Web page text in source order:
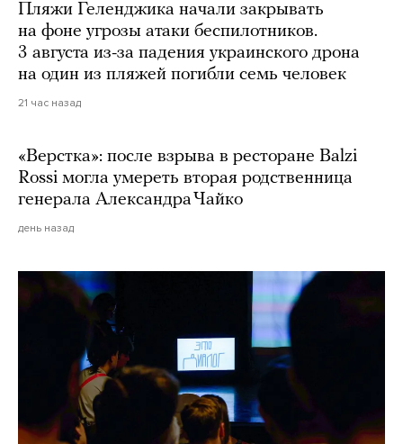
Пляжи Геленджика начали закрывать
на фоне угрозы атаки беспилотников.
3 августа из-за падения украинского дрона
на один из пляжей погибли семь человек
21 час назад
«Верстка»: после взрыва в ресторане Balzi
Rossi могла умереть вторая родственница
генерала Александра Чайко
день назад